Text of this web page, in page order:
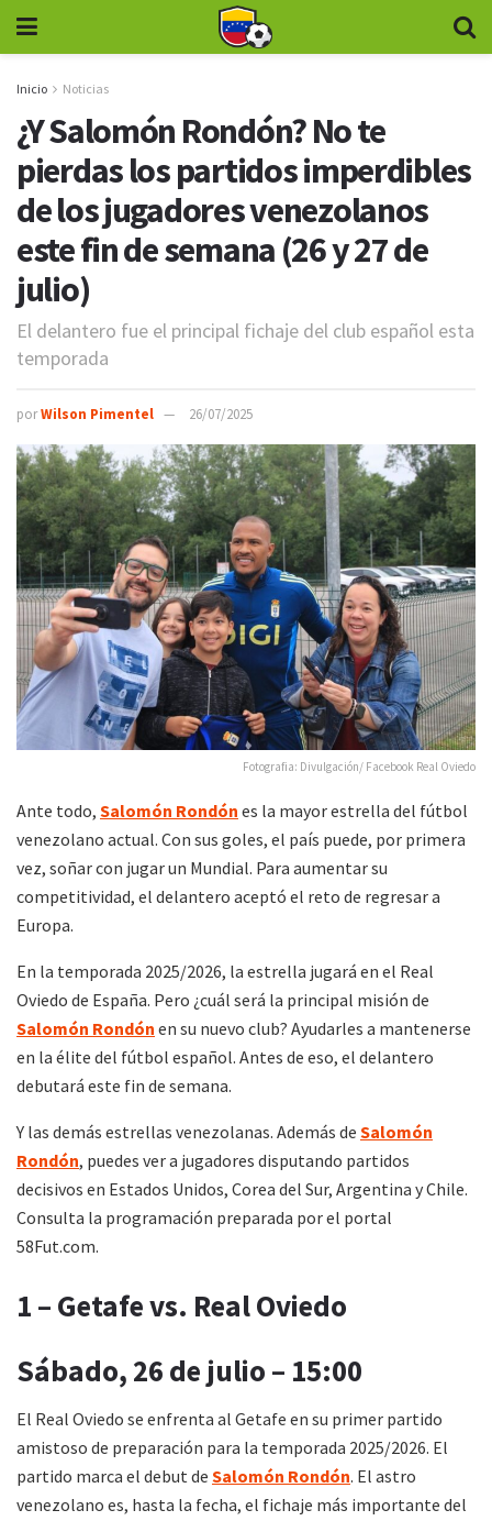
Inicio Noticias
¿Y Salomón Rondón? No te
pierdas los partidos imperdibles
de los jugadores venezolanos
este fin de semana (26 y 27 de
julio)
El delantero fue el principal fichaje del club español esta
temporada
porWilson Pimentel 26/07/2025
Fotografia: Divulgación/ Facebook Real Oviedo
Ante todo, Salomón Rondón es la mayor estrella del fútbol
venezolano actual. Con sus goles, el país puede, por primera
vez, soñar con jugar un Mundial. Para aumentar su
competitividad, el delantero aceptó el reto de regresar a
Europa.
En la temporada 2025/2026, la estrella jugará en el Real
Oviedo de España. Pero ¿cuál será la principal misión de
Salomón Rondón en su nuevo club? Ayudarles a mantenerse
en la élite del fútbol español. Antes de eso, el delantero
debutará este fin de semana.
Y las demás estrellas venezolanas. Además de Salomón
Rondón, puedes ver a jugadores disputando partidos
decisivos en Estados Unidos, Corea del Sur, Argentina y Chile.
Consulta la programación preparada por el portal
58Fut.com.
1 – Getafe vs. Real Oviedo
Sábado, 26 de julio – 15:00
El Real Oviedo se enfrenta al Getafe en su primer partido
amistoso de preparación para la temporada 2025/2026. El
partido marca el debut de Salomón Rondón. El astro
venezolano es, hasta la fecha, el fichaje más importante del